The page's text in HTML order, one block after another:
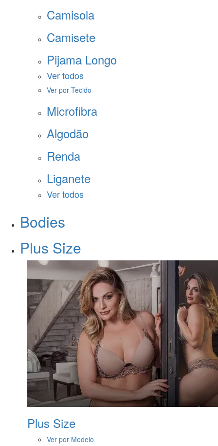
Camisola
Camisete
Pijama Longo
Ver todos
Ver por Tecido
Microfibra
Algodão
Renda
Liganete
Ver todos
Bodies
Plus Size
Plus Size
Ver por Modelo